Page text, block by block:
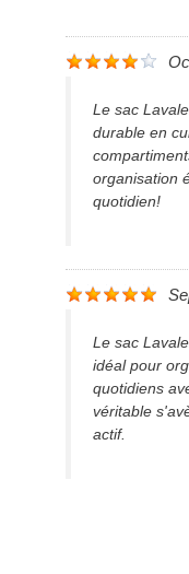
Le sac
durable en
organisation
quotidien!
Le sac
idéal pour
quotidiens
véritable
actif.